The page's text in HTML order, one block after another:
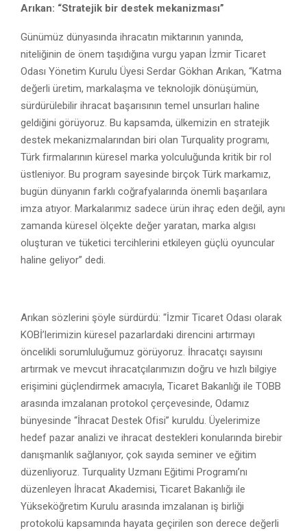
Arıkan: “Stratejik bir destek mekanizması”
Günümüz dünyasında ihracatın miktarının yanında,
niteliğinin de önem taşıdığına vurgu yapan İzmir Ticaret
Odası Yönetim Kurulu Üyesi Serdar Gökhan Arıkan, “Katma
değerli üretim, markalaşma ve teknolojik dönüşümün,
sürdürülebilir ihracat başarısının temel unsurları haline
geldiğini görüyoruz. Bu kapsamda, ülkemizin en stratejik
destek mekanizmalarından biri olan Turquality programı,
Türk firmalarının küresel marka yolculuğunda kritik bir rol
üstleniyor. Bu program sayesinde birçok Türk markamız,
bugün dünyanın farklı coğrafyalarında önemli başarılara
imza atıyor. Markalarımız sadece ürün ihraç eden değil, aynı
zamanda küresel ölçekte değer yaratan, marka algısı
oluşturan ve tüketici tercihlerini etkileyen güçlü oyuncular
haline geliyor” dedi.
Arıkan sözlerini şöyle sürdürdü: “İzmir Ticaret Odası olarak
KOBİ’lerimizin küresel pazarlardaki direncini artırmayı
öncelikli sorumluluğumuz görüyoruz. İhracatçı sayısını
artırmak ve mevcut ihracatçılarımızın doğru ve hızlı bilgiye
erişimini güçlendirmek amacıyla, Ticaret Bakanlığı ile TOBB
arasında imzalanan protokol çerçevesinde, Odamız
bünyesinde “İhracat Destek Ofisi” kuruldu. Üyelerimize
hedef pazar analizi ve ihracat destekleri konularında birebir
danışmanlık sağlanıyor, çok sayıda seminer ve eğitim
düzenliyoruz. Turquality Uzmanı Eğitimi Programı’nı
düzenleyen İhracat Akademisi, Ticaret Bakanlığı ile
Yükseköğretim Kurulu arasında imzalanan iş birliği
protokolü kapsamında hayata geçirilen son derece değerli